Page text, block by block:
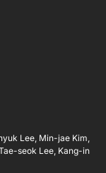
Lee, Min-jae Kim,
seok Lee, Kang-in